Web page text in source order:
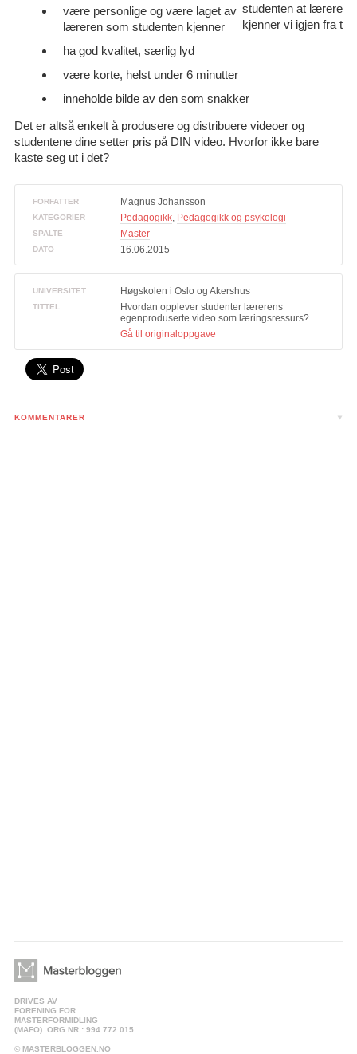
studenten at
kjenner vi igjen fra
være personlige og være laget av
læreren som studenten kjenner
ha god kvalitet, særlig lyd
være korte, helst under 6 minutter
inneholde bilde av den som snakker
Det er altså enkelt å produsere og distribuere videoer og
studentene dine setter pris på DIN video. Hvorfor ikke bare
kaste seg ut i det?
FORFATTER Magnus Johansson
KATEGORIER Pedagogikk, Pedagogikk og psykologi
SPALTE Master
DATO 16.06.2015
UNIVERSITET Høgskolen i Oslo og Akershus
TITTEL
Hvordan opplever studenter lærerens
egenproduserte video som læringsressurs?
Gå til originaloppgave
KOMMENTARER
DRIVES AV
FORENING FOR
MASTERFORMIDLING
(MAFO). ORG.NR.: 994 772 015
© MASTERBLOGGEN.NO